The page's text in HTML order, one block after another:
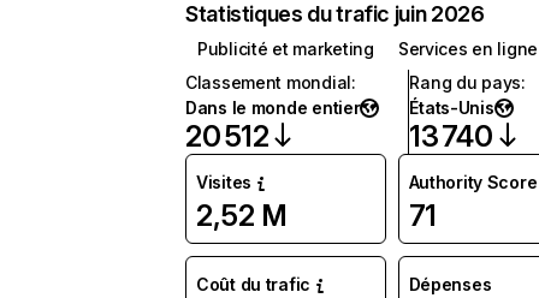
Statistiques du trafic juin 2026
Publicité et marketing
Services en ligne
Classement mondial:
Dans le monde entier
20 512
Rang du pays:
États-Unis
13 740
Visites
2,52 M
Authority Score
71
Coût du trafic
Dépenses